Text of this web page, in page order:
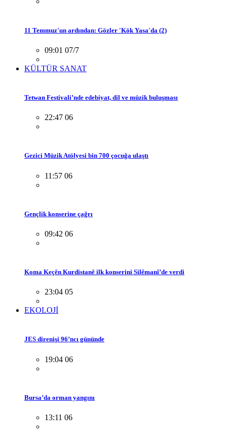
11 Temmuz'un ardından: Gözler 'Kök Yasa'da (2)
09:01 07/7
KÜLTÜR SANAT
Tetwan Festivali’nde edebiyat, dil ve müzik buluşması
22:47 06
Gezici Müzik Atölyesi bin 700 çocuğa ulaştı
11:57 06
Gençlik konserine çağrı
09:42 06
Koma Keçên Kurdistanê ilk konserini Silêmanî’de verdi
23:04 05
EKOLOJİ
JES direnişi 96’ncı gününde
19:04 06
Bursa’da orman yangını
13:11 06